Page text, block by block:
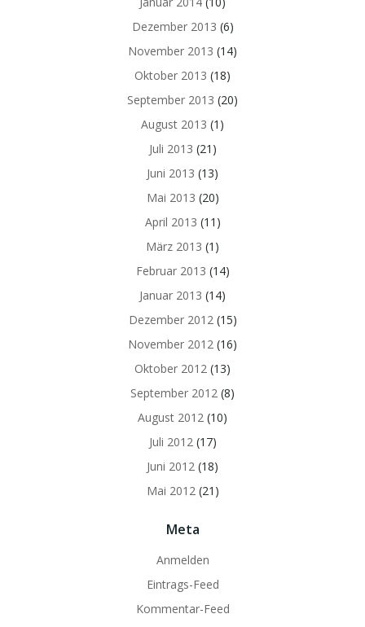
Dezember 2013 (6)
November 2013 (14)
Oktober 2013 (18)
September 2013 (20)
August 2013 (1)
Juli 2013 (21)
Juni 2013 (13)
Mai 2013 (20)
April 2013 (11)
März 2013 (1)
Februar 2013 (14)
Januar 2013 (14)
Dezember 2012(15)
November 2012 (16)
Oktober 2012 (13)
September 2012 (8)
August 2012 (10)
Juli 2012(17)
Juni 2012 (18)
Mai 2012(21)
Meta
Anmelden
Eintrags-Feed
Kommentar-Feed